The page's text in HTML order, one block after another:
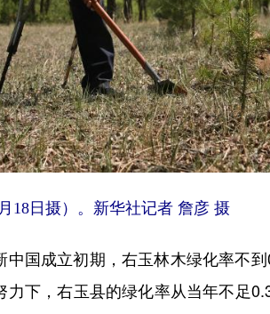
日摄）。新华社记者 詹彦 摄
国成立初期，右玉林木绿化率不
下，右玉县的绿化率从当年不足